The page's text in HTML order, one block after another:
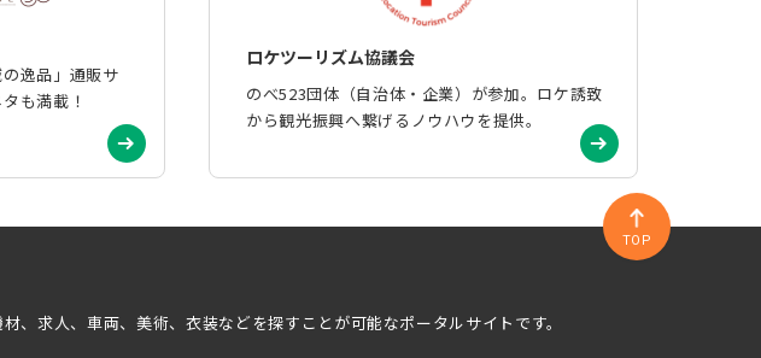
逸品」通販サ
も満載！
ロケツーリズム協議会
のべ523団体（自治体・企業）が参加。ロケ誘致
から観光振興へ繋げるノウハウを提供。
TOP
、求人、車両、美術、衣装などを探すことが可能なポータルサイトです。